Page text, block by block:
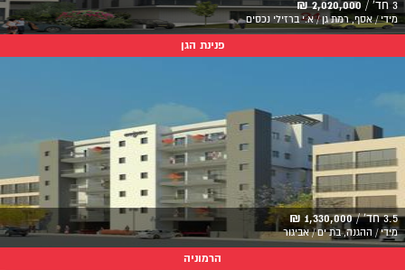
3 חד' / 2,020,000 ₪
מידי / אסף, רמת גן / א.י ברזילי נכסים
פנינת הגן
3.5 חד' / 1,330,000 ₪
מידי / ההגנה, בת ים / אביגור
הרמוניה